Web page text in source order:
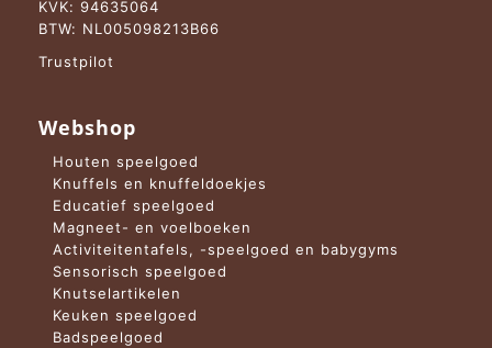
KVK: 94635064
BTW: NL005098213B66
Trustpilot
Webshop
Houten speelgoed
Knuffels en knuffeldoekjes
Educatief speelgoed
Magneet- en voelboeken
Activiteitentafels, -speelgoed en babygyms
Sensorisch speelgoed
Knutselartikelen
Keuken speelgoed
Badspeelgoed